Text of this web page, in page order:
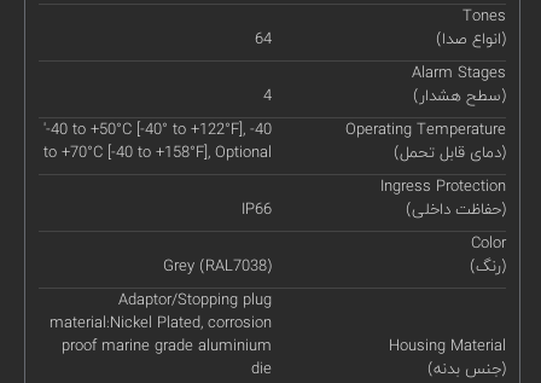
Tones
(انواع صدا)
64
Alarm Stages
(سطح هشدار)
4
Operating Temperature
(دمای قابل تحمل)
'-40 to +50°C [-40° to +122°F], -40
to +70°C [-40 to +158°F], Optional
Ingress Protection
(حفاظت داخلی)
IP66
Color
(رنگ)
Grey (RAL7038)
Housing Material
(جنس بدنه)
Adaptor/Stopping plug
material:Nickel Plated, corrosion
proof marine grade aluminium
die